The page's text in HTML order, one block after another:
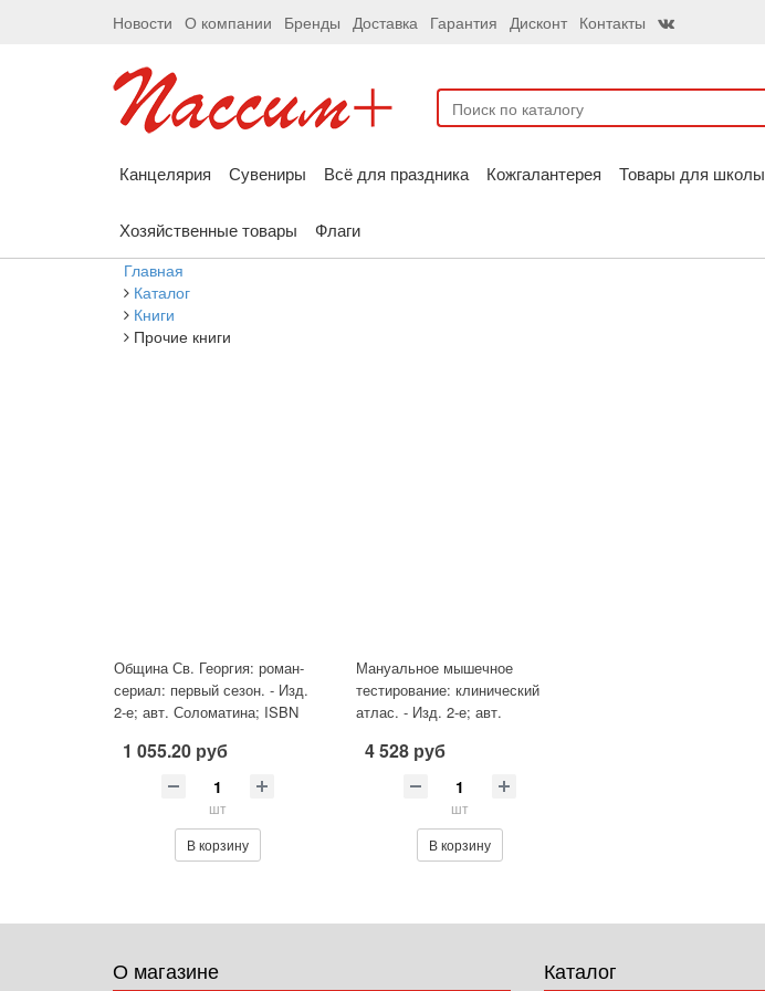
Новости О компании Бренды Доставка Гарантия Дисконт Контакты
Канцелярия Сувениры Всё для праздника Кожгалантерея Товары для школы
Хозяйственные товары Флаги
Главная
Каталог
Книги
Прочие книги
Община Св. Георгия: роман-
сериал: первый сезон. - Изд.
2-е; авт. Соломатина; ISBN
1 055.20 руб
шт
В корзину
Мануальное мышечное
тестирование: клинический
атлас. - Изд. 2-е; авт.
4 528 руб
шт
В корзину
О магазине Каталог